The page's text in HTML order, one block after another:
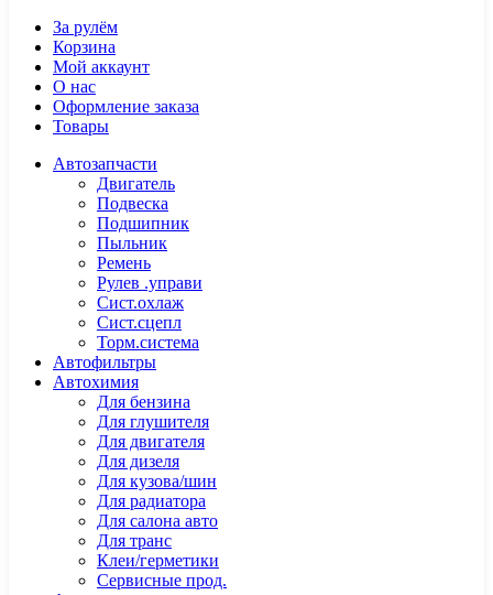
За рулём
Корзина
Мой аккаунт
О нас
Оформление заказа
Товары
Автозапчасти
Двигатель
Подвеска
Подшипник
Пыльник
Ремень
Рулев .управи
Сист.охлаж
Сист.сцепл
Торм.система
Автофильтры
Автохимия
Для бензина
Для глушителя
Для двигателя
Для дизеля
Для кузова/шин
Для радиатора
Для салона авто
Для транс
Клеи/герметики
Сервисные прод.